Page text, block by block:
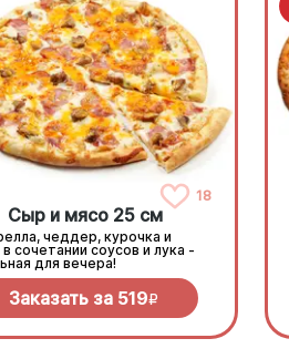
18
Сыр и мясо 25 см
чеддер, курочка и
сочетании соусов и лука -
для вечера!
Заказать за 519R